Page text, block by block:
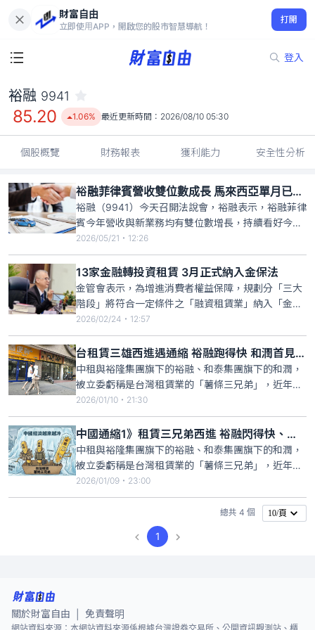
財富自由
立即使用APP，開啟您的股市智慧導航！
打開
登入
85.20
1.06%
裕融 9941
85.20 1.06% 最近更新時間： 2026/08/10 05:30
個股概覽 財務報表 獲利能力 安全性分析
裕融菲律賓營收雙位數成長 馬來西亞單月已轉盈
裕融（9941）今天召開法說會，裕融表示，裕融菲律
賓今年營收與新業務均有雙位數增長，持續看好今年
獲利；馬來西亞市場目前單月已轉虧為盈，預期今年
全年度可順利實現盈利。裕融首季合併營收為95.9億
元，稅前淨利13.8億元，較去年第4季成長5.6%，主
要貢獻來自台灣企業金融業務資產餘額的增長，以及
預期信用
2026/05/21・12:26
13家金融轉投資租賃 3月正式納入金保法
金管會表示，為增進消費者權益保障，規劃分「三大
階段」將符合一定條件之「融資租賃業」納入「金融
消費者保護法」適用。第一階段是中租、裕融、和潤
及日盛台駿等4大上市集團、旗下13家融資租賃業
者；第二階段是今天宣布納管13家，由金融機構轉投
資的融資租賃業者，將於今年3月15日起正式適用；
至於第三階段，9月1
2026/02/24・12:57
台租賃三雄西進遇通縮 裕融跑得快 和潤首見虧損
中租與裕隆集團旗下的裕融、和泰集團旗下的和潤，
被立委虧稱是台灣租賃業的「薯條三兄弟」，近年來
西進都撞上經濟冷鋒。裕融算是「閃得快」，幾年前
就砍掉車貸事業、戰線收縮剩設備融資租賃；和潤轉
投資越來越多，但主要事業的和運國際融資租賃卻越
賺越少，今年恐首度出現虧損；西進快二十年的中
租，過去是賺得盆滿缽滿，近
2026/01/10・21:30
中國通縮1》租賃三兄弟西進 裕融閃得快、和潤恐首虧
中租與裕隆集團旗下的裕融、和泰集團旗下的和潤，
被立委虧稱是台灣租賃業的「薯條三兄弟」，近年來
西進都撞上經濟冷鋒。裕融算是「閃得快」，幾年前
就砍掉車貸事業、戰線收縮剩設備融資租賃；和潤轉
投資越來越多，但主要事業的和運國際融資租賃卻越
賺越少，今年恐出現首度虧損；西進快20年的中租，
過去是賺得盆滿缽滿，近
2026/01/09・23:00
總共 4 個 10/頁
1
關於財富自由 免責聲明